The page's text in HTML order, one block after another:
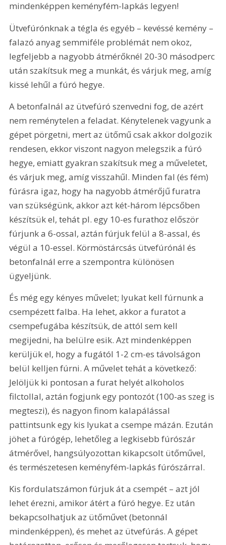
mindenképpen keményfém-lapkás legyen!
Ütvefúrónknak a tégla és egyéb – kevéssé kemény –
falazó anyag semmiféle problémát nem okoz,
legfeljebb a nagyobb átmérőknél 20-30 másodperc
után szakítsuk meg a munkát, és várjuk meg, amíg
kissé lehűl a fúró hegye.
A betonfalnál az ütvefúró szenvedni fog, de azért
nem reménytelen a feladat. Kénytelenek vagyunk a
gépet pörgetni, mert az ütőmű csak akkor dolgozik
rendesen, ekkor viszont nagyon melegszik a fúró
hegye, emiatt gyakran szakítsuk meg a műveletet,
és várjuk meg, amíg visszahűl. Minden fal (és fém)
fúrásra igaz, hogy ha nagyobb átmérőjű furatra
van szükségünk, akkor azt két-három lépcsőben
készítsük el, tehát pl. egy 10-es furathoz először
fúrjunk a 6-ossal, aztán fúrjuk felül a 8-assal, és
végül a 10-essel. Körmöstárcsás ütvefúrónál és
betonfalnál erre a szempontra különösen
ügyeljünk.
És még egy kényes művelet; lyukat kell fúrnunk a
csempézett falba. Ha lehet, akkor a furatot a
csempefugába készítsük, de attól sem kell
megijedni, ha belülre esik. Azt mindenképpen
kerüljük el, hogy a fugától 1-2 cm-es távolságon
belül kelljen fúrni. A művelet tehát a következő:
Jelöljük ki pontosan a furat helyét alkoholos
filctollal, aztán fogjunk egy pontozót (100-as szeg is
megteszi), és nagyon finom kalapálással
pattintsunk egy kis lyukat a csempe mázán. Ezután
jöhet a fúrógép, lehetőleg a legkisebb fúrószár
átmérővel, hangsúlyozottan kikapcsolt ütőművel,
és természetesen keményfém-lapkás fúrószárral.
Kis fordulatszámon fúrjuk át a csempét – azt jól
lehet érezni, amikor átért a fúró hegye. Ez után
bekapcsolhatjuk az ütőművet (betonnál
mindenképpen), és mehet az ütvefúrás. A gépet